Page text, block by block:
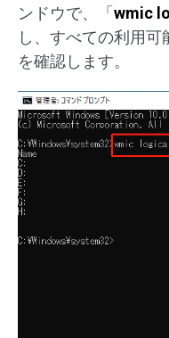
ンドウで、「 wmic
し、すべての利用
を確認します。